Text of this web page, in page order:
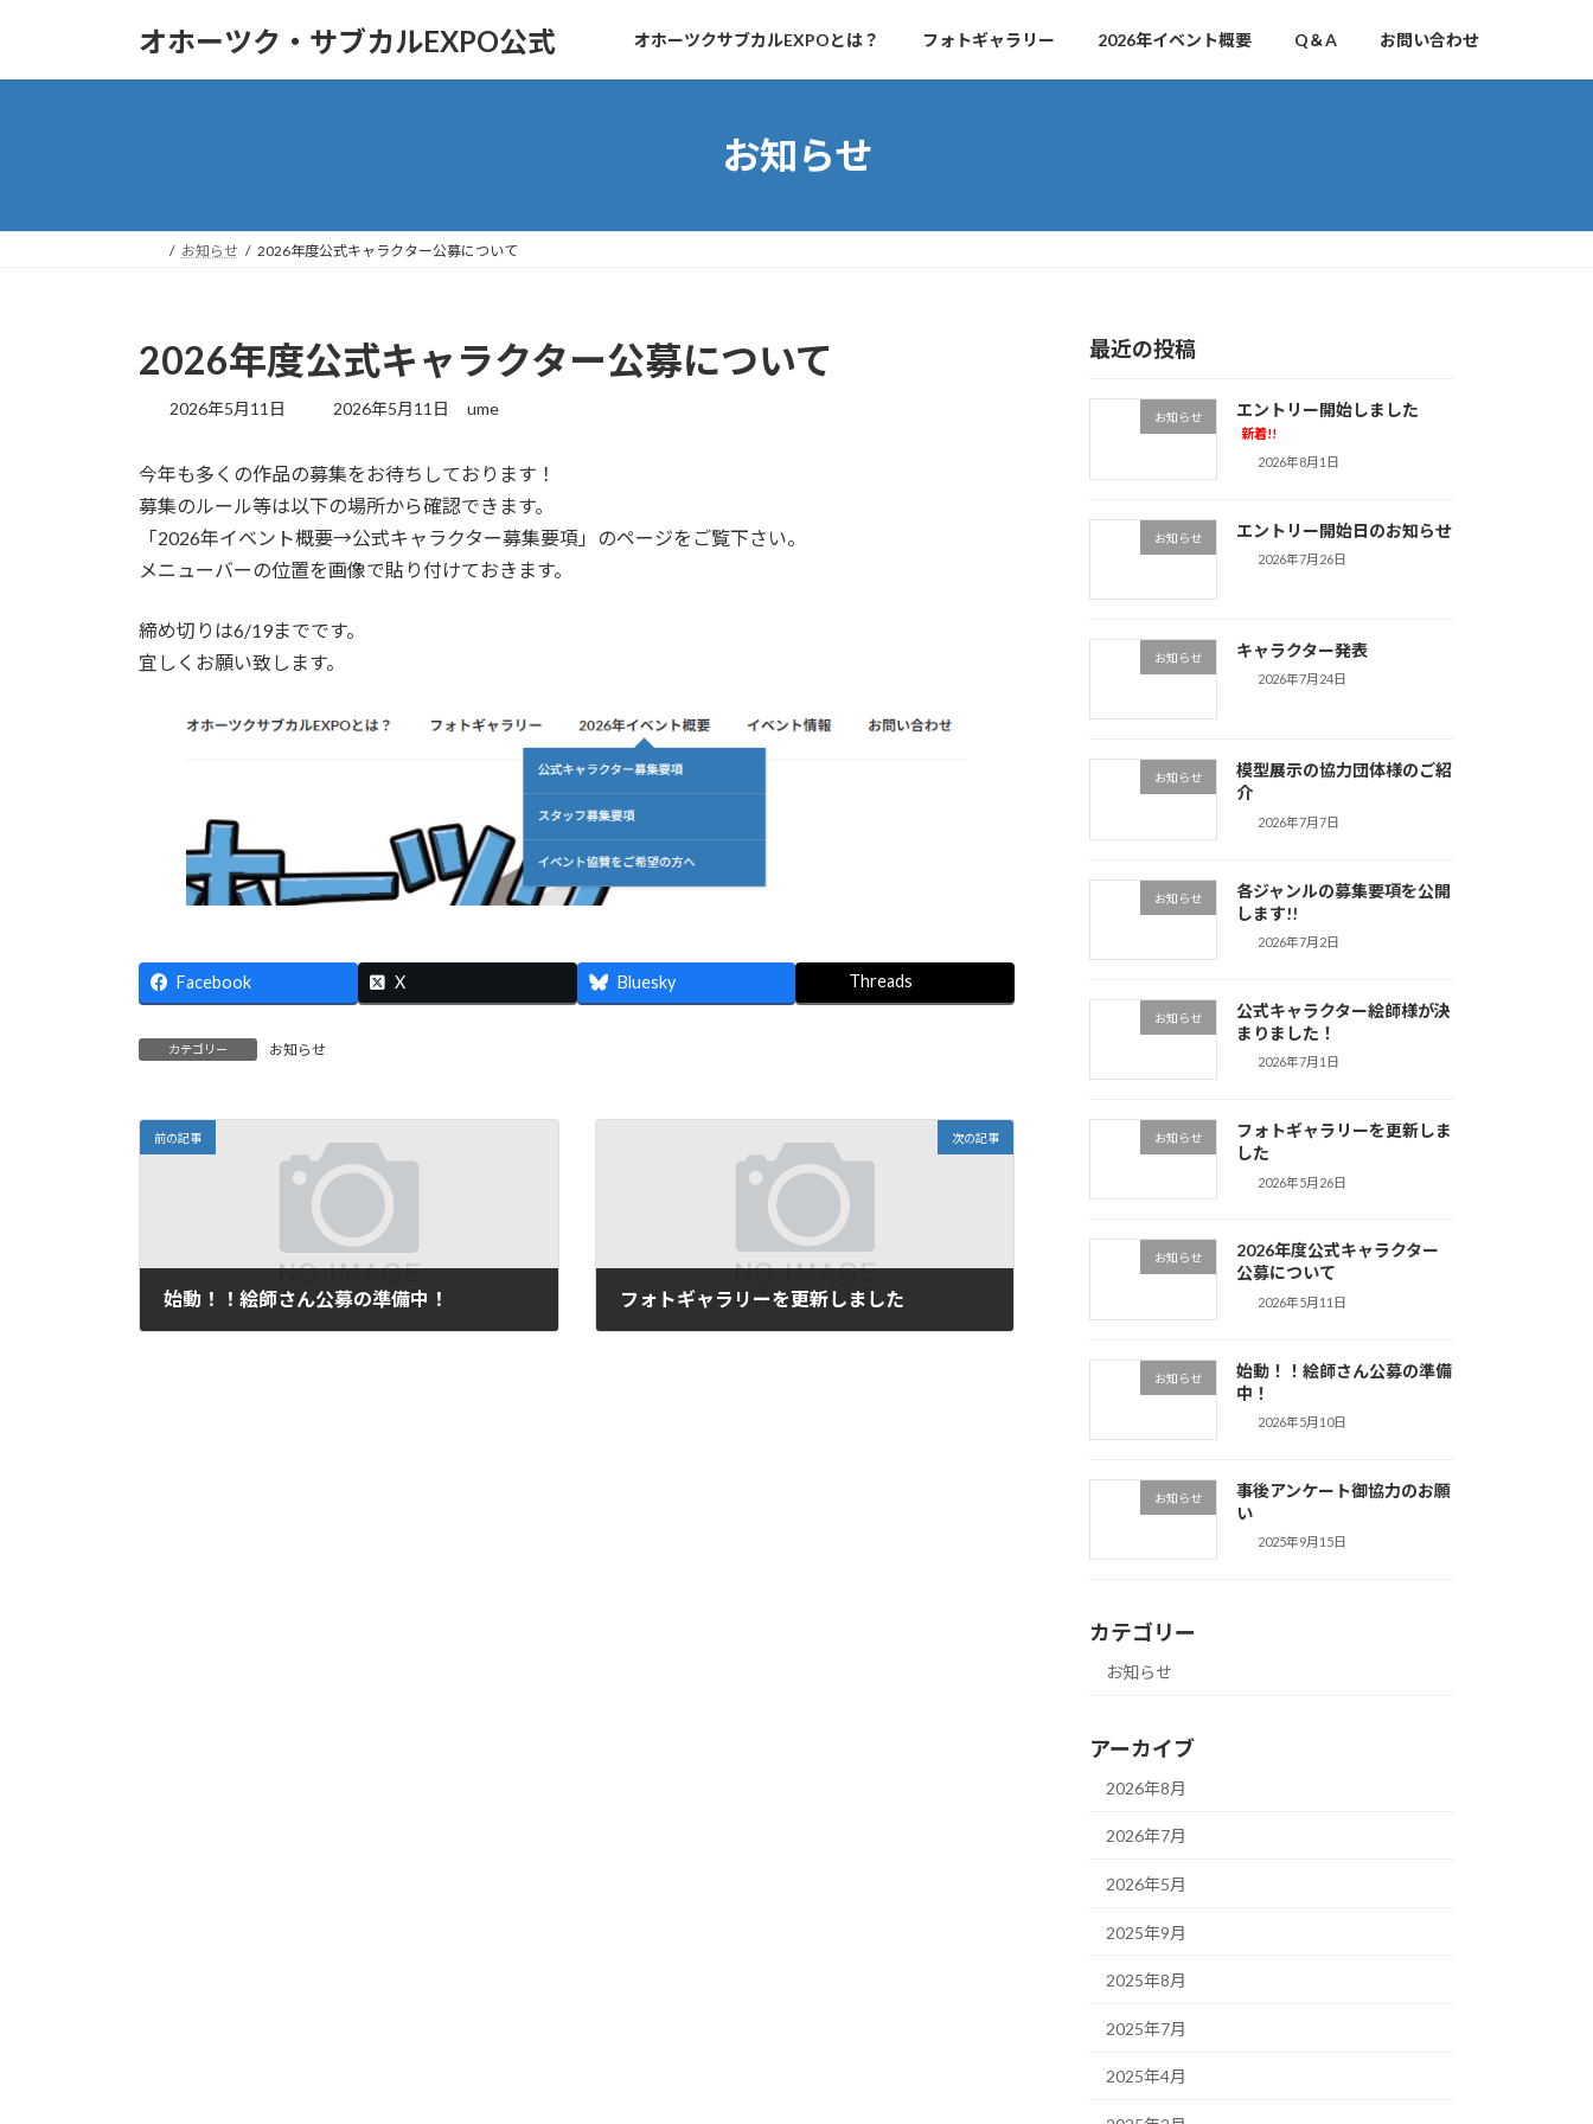
オホーツク・サブカルEXPO公式 オホーツクサブカルEXPOとは？ フォトギャラリー 2026年イベント概要 Q＆A お問い合わせ
お知らせ
お知らせ 2026年度公式キャラクター公募について
2026年度公式キャラクター公募について
2026年5月11日
最
新
日
:
2026年5月11日 ume
今年も多くの作品の募集をお待ちしております！
募集のルール等は以下の場所から確認できます。
「2026年イベント概要→公式キャラクター募集要項」のページをご覧下さい。
メニューバーの位置を画像で貼り付けておきます。
締め切りは6/19までです。
宜しくお願い致します。
Facebook X Bluesky Threads
カテゴリー お知らせ
前の記事
始動！！絵師さん公募の準備中！
次の記事
フォトギャラリーを更新しました
最近の投稿
お知らせ エントリー開始しました
新着!!
2026年8月1日
お知らせ エントリー開始日のお知らせ
2026年7月26日
お知らせ キャラクター発表
2026年7月24日
お知らせ
模型展示の協力団体様のご紹
介
2026年7月7日
お知らせ
各ジャンルの募集要項を公開
します!!
2026年7月2日
お知らせ
公式キャラクター絵師様が決
まりました！
2026年7月1日
お知らせ
フォトギャラリーを更新しま
した
2026年5月26日
お知らせ
2026年度公式キャラクター
公募について
2026年5月11日
お知らせ
始動！！絵師さん公募の準備
中！
2026年5月10日
お知らせ
事後アンケート御協力のお願
い
2025年9月15日
カテゴリー
お知らせ
アーカイブ
2026年8月
2026年7月
2026年5月
2025年9月
2025年8月
2025年7月
2025年4月